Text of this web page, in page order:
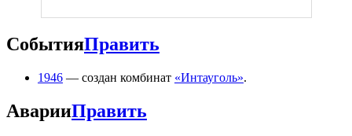
СобытияПравить
1946 — создан комбинат «Интауголь».
АварииПравить